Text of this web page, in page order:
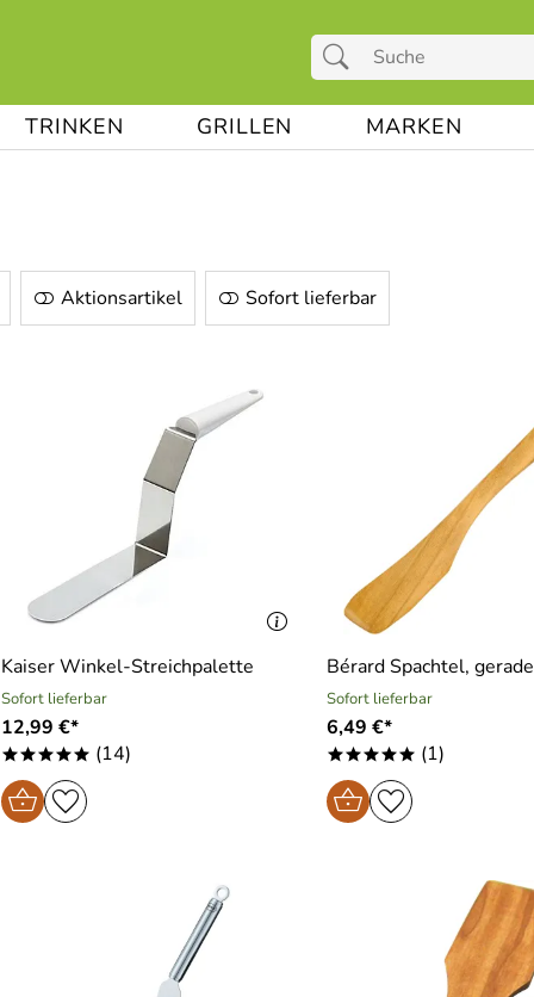
TRINKEN GRILLEN MARKEN
Aktionsartikel Sofort lieferbar
Kaiser Winkel-Streichpalette
Sofort lieferbar
12,99 €*
***** (14)
Bérard Spachtel, gerade
Sofort lieferbar
6,49 €*
***** (1)